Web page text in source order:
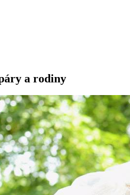
a rodiny